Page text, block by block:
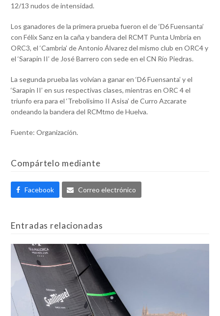
12/13 nudos de intensidad.
Los ganadores de la primera prueba fueron el de ‘D6 Fuensanta’
con Félix Sanz en la caña y bandera del RCMT Punta Umbría en
ORC3, el ‘Cambria’ de Antonio Álvarez del mismo club en ORC4 y
el ‘Sarapin II’ de José Barrero con sede en el CN Río Piedras.
La segunda prueba las volvían a ganar en ‘D6 Fuensanta’ y el
‘Sarapin II’ en sus respectivas clases, mientras en ORC 4 el
triunfo era para el ‘Trebolisimo II Asisa’ de Curro Azcarate
ondeando la bandera del RCMtmo de Huelva.
Fuente: Organización.
Compártelo mediante
Facebook Correo electrónico
Entradas relacionadas